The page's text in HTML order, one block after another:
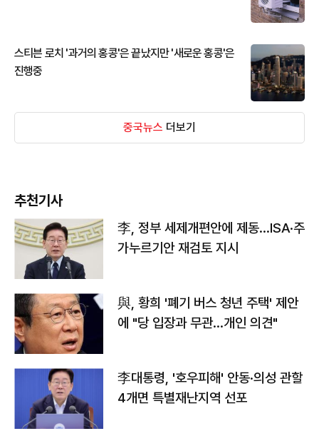
스티븐 로치 '과거의 홍콩'은 끝났지만 '새로운 홍콩'은
진행중
중국뉴스 더보기
추천기사
李, 정부 세제개편안에 제동…ISA·주
가누르기안 재검토 지시
與, 황희 '폐기 버스 청년 주택' 제안
에 "당 입장과 무관…개인 의견"
李대통령, '호우피해' 안동·의성 관할
4개면 특별재난지역 선포